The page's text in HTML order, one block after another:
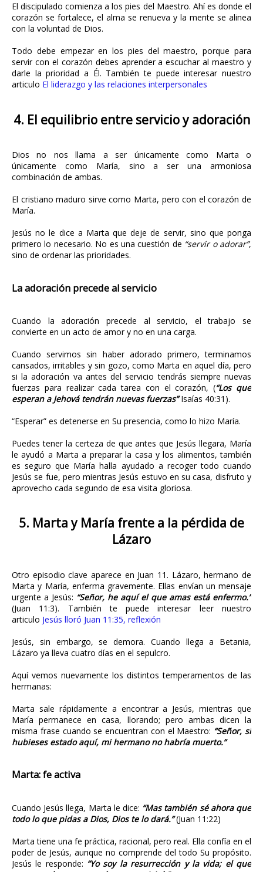
El discipulado comienza a los pies del Maestro. Ahí es donde el
corazón se fortalece, el alma se renueva y la mente se alinea
con la voluntad de Dios.
Todo debe empezar en los pies del maestro, porque para
servir con el corazón debes aprender a escuchar al maestro y
darle la prioridad a Él. También te puede interesar nuestro
articulo El liderazgo y las relaciones interpersonales
4. El equilibrio entre servicio y adoración
Dios no nos llama a ser únicamente como Marta o
únicamente como María, sino a ser una armoniosa
combinación de ambas.
El cristiano maduro sirve como Marta, pero con el corazón de
María.
Jesús no le dice a Marta que deje de servir, sino que ponga
primero lo necesario. No es una cuestión de “servir o adorar”,
sino de ordenar las prioridades.
La adoración precede al servicio
Cuando la adoración precede al servicio, el trabajo se
convierte en un acto de amor y no en una carga.
Cuando servimos sin haber adorado primero, terminamos
cansados, irritables y sin gozo, como Marta en aquel día, pero
si la adoración va antes del servicio tendrás siempre nuevas
fuerzas para realizar cada tarea con el corazón, (“Los que
esperan a Jehová tendrán nuevas fuerzas”Isaías 40:31).
“Esperar” es detenerse en Su presencia, como lo hizo María.
Puedes tener la certeza de que antes que Jesús llegara, María
le ayudó a Marta a preparar la casa y los alimentos, también
es seguro que María halla ayudado a recoger todo cuando
Jesús se fue, pero mientras Jesús estuvo en su casa, disfruto y
aprovecho cada segundo de esa visita gloriosa.
5. Marta y María frente a la pérdida de
Lázaro
Otro episodio clave aparece en Juan 11. Lázaro, hermano de
Marta y María, enferma gravemente. Ellas envían un mensaje
urgente a Jesús: “Señor, he aquí el que amas está enfermo.”
(Juan 11:3). También te puede interesar leer nuestro
articulo Jesús lloró Juan 11:35, reflexión
Jesús, sin embargo, se demora. Cuando llega a Betania,
Lázaro ya lleva cuatro días en el sepulcro.
Aquí vemos nuevamente los distintos temperamentos de las
hermanas:
Marta sale rápidamente a encontrar a Jesús, mientras que
María permanece en casa, llorando; pero ambas dicen la
misma frase cuando se encuentran con el Maestro: “Señor, si
hubieses estado aquí, mi hermano no habría muerto.”
Marta: fe activa
Cuando Jesús llega, Marta le dice: “Mas también sé ahora que
todo lo que pidas a Dios, Dios te lo dará.”(Juan 11:22)
Marta tiene una fe práctica, racional, pero real. Ella confía en el
poder de Jesús, aunque no comprende del todo Su propósito.
Jesús le responde: “Yo soy la resurrección y la vida; el que